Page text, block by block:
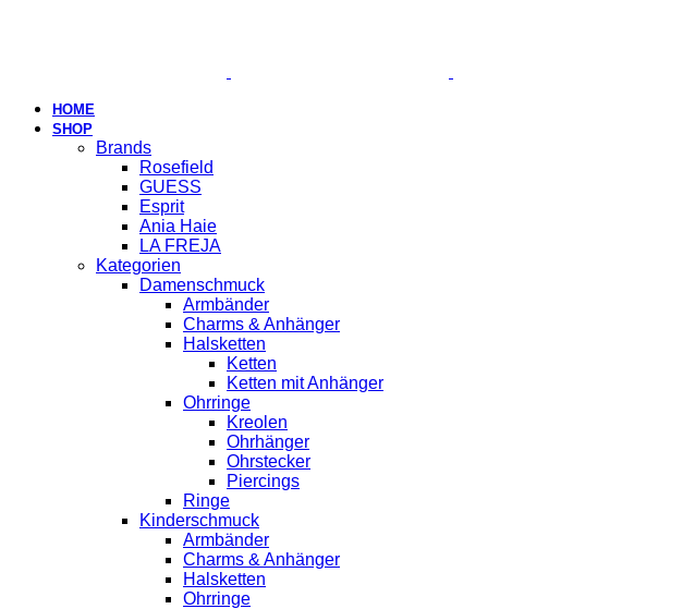
HOME
SHOP
Brands
Rosefield
GUESS
Esprit
Ania Haie
LA FREJA
Kategorien
Damenschmuck
Armbänder
Charms & Anhänger
Halsketten
Ketten
Ketten mit Anhänger
Ohrringe
Kreolen
Ohrhänger
Ohrstecker
Piercings
Ringe
Kinderschmuck
Armbänder
Charms & Anhänger
Halsketten
Ohrringe